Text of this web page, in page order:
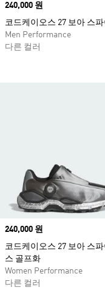
Price
240,000 원
코드케이오스 27 보아 스파
스 골프화
Women Performance
다른 컬러
Price
240,000 원
코드케이오스 27 보아 스
Men Performance
다른 컬러